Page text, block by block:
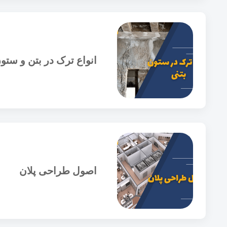
انواع ترک در بتن و
اصول طراحی پلان